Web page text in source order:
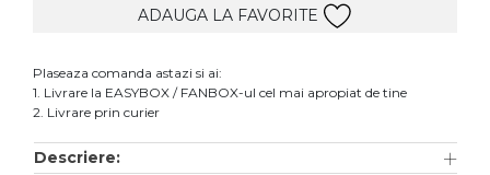
Accesorii
ADAUGA LA FAVORITE
Plaseaza comanda astazi si ai:
1. Livrare la EASYBOX / FANBOX-ul cel mai apropiat de tine
2. Livrare prin curier
Descriere: